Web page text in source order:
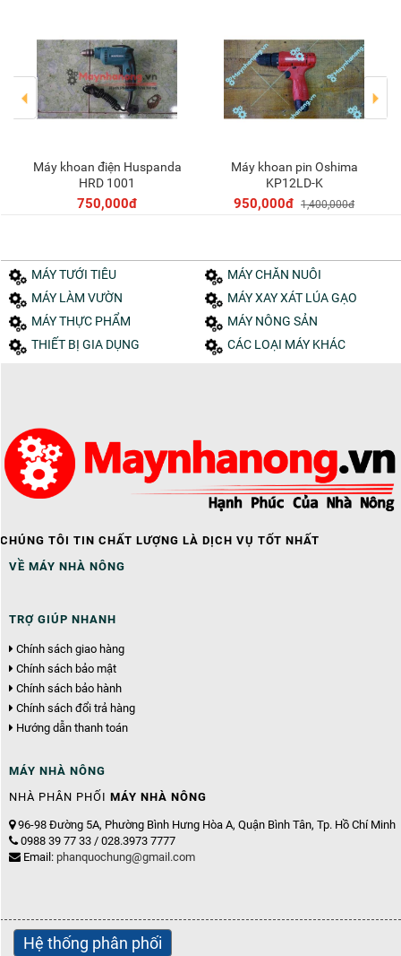
Thêm vào giỏ
Máy khoan điện Huspanda
HRD 1001
750,000đ
Thêm vào giỏ
Máy khoan pin Oshima
KP12LD-K
950,000đ 1,400,000đ
MÁY TƯỚI TIÊU
MÁY CHĂN NUÔI
MÁY LÀM VƯỜN
MÁY XAY XÁT LÚA GẠO
MÁY THỰC PHẨM
MÁY NÔNG SẢN
THIẾT BỊ GIA DỤNG
CÁC LOẠI MÁY KHÁC
CHÚNG TÔI TIN CHẤT LƯỢNG LÀ DỊCH VỤ TỐT NHẤT
VỀ MÁY NHÀ NÔNG
TRỢ GIÚP NHANH
Chính sách giao hàng
Chính sách bảo mật
Chính sách bảo hành
Chính sách đổi trả hàng
Hướng dẫn thanh toán
MÁY NHÀ NÔNG
NHÀ PHÂN PHỐI MÁY NHÀ NÔNG
96-98 Đường 5A, Phường Bình Hưng Hòa A, Quận Bình Tân, Tp. Hồ Chí Minh
0988 39 77 33 / 028.3973 7777
Email: phanquochung@gmail.com
Hệ thống phân phối